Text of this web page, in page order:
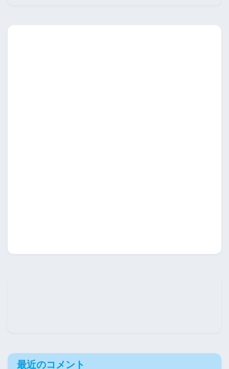
最近のコメント